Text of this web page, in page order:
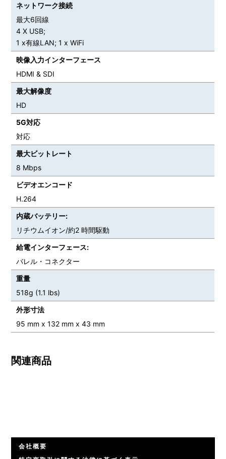
ネットワーク接続
最大6回線
4 X USB;
1 x有線LAN; 1 x WiFi
映像入力インターフェース
HDMI & SDI
最大解像度
HD
5G対応
対応
最大ビットレート
8 Mbps
ビデオエンコード
H.264
内蔵バッテリー:
リチウムイオン/約2 時間駆動
給電インターフェース:
バレル・コネクター
重量
518g (1.1 lbs)
外形寸法
95 mm x 132 mm x 43 mm
関連商品
会社概要